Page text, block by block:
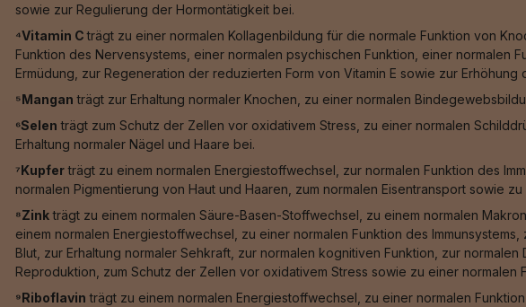
sowie zur Regulierung der Hormontätigkeit bei.
⁴Vitamin Cträgt zu einer normalen Kollagenbildung für die normale Funktion von
Funktion des Nervensystems, einer normalen psychischen Funktion, einer normalen
Ermüdung, zur Regeneration der reduzierten Form von Vitamin E sowie zur Erhöhung
⁵Mangan trägt zur Erhaltung normaler Knochen, zu einer normalen
⁶Selen trägt zum Schutz der Zellen vor oxidativem Stress, zu einer normalen
Erhaltung normaler Nägel und Haare bei.
⁷Kupferträgt zu einem normalen Energiestoffwechsel, zur normalen Funktion des
normalen Pigmentierung von Haut und Haaren, zum normalen Eisentransport sowie
⁸Zinkträgt zu einem normalen Säure-Basen-Stoffwechsel, zu einem normalen
einem normalen Energiestoffwechsel, zu einer normalen Funktion des
Blut, zur Erhaltung normaler Sehkraft, zur normalen kognitiven Funktion, zur
Reproduktion, zum Schutz der Zellen vor oxidativem Stress sowie zu einer normalen
⁹Riboflavin trägt zu einem normalen Energiestoffwechsel, zu einer normalen